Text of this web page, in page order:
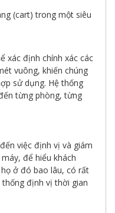
(cart) trong một siêu
xác định chính xác các
vuông, khiến chúng
sử dụng. Hệ thống
từng phòng, từng
việc định vị và giám
để hiểu khách
ở đó bao lâu, có rất
định vị thời gian